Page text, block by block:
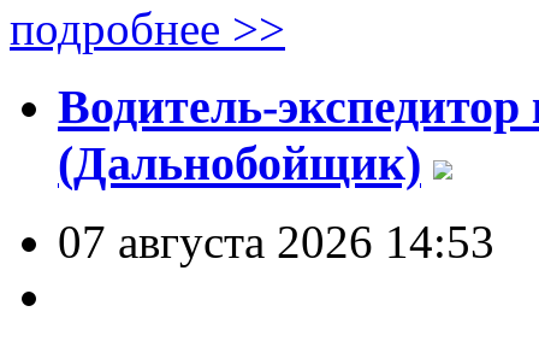
подробнее >>
Водитель-
(Дальнобойщик)
07 августа 2026 14:53